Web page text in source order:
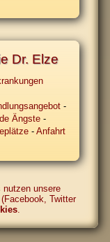
Dr. Elze
-
Ängste -
- Anfahrt
nutzen unsere
(Facebook, Twitter